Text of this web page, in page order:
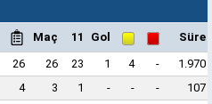
Maç 11 Gol
Süre
26 26 23 1 4 -
1.970
4 3 1 - - -
107